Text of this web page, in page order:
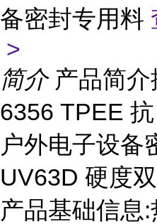
备密封专用料
>
简介 产品简
6356 TPEE
户外电子设备
UV63D 硬度
产品基础信息